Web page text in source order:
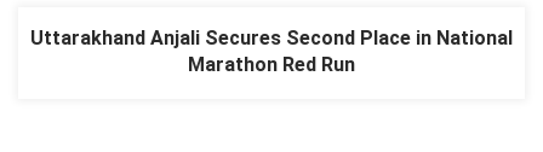
Uttarakhand Anjali Secures Second Place in National
Marathon Red Run